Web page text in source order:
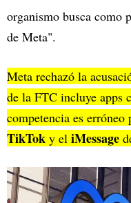
organismo busca como
de Meta".
Meta rechazó la
de la FTC incluye apps
competencia es
TikTok y el iMessage